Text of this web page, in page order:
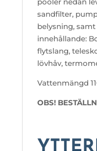
sandfilter,
belysning,
innehållande:
flytslang,
lövhåv,
Vattenmängd
OBS!